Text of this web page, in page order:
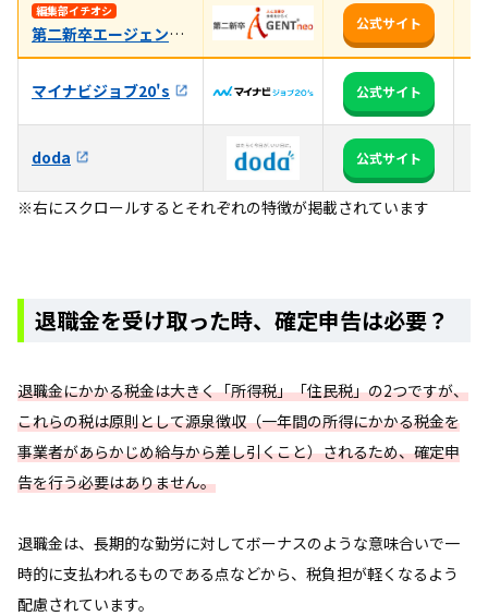
編集部イチオシ
第二新卒エージェントneo
公式サイト
マイナビジョブ20's 公式サイト
doda 公式サイト
※右にスクロールするとそれぞれの特徴が掲載されています
退職金を受け取った時、確定申告は必要？
退職金にかかる税金は大きく「所得税」「住民税」の2つですが、
これらの税は原則として源泉徴収（一年間の所得にかかる税金を
事業者があらかじめ給与から差し引くこと）されるため、確定申
告を行う必要はありません。
退職金は、長期的な勤労に対してボーナスのような意味合いで一
時的に支払われるものである点などから、税負担が軽くなるよう
配慮されています。